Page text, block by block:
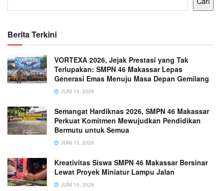
Berita Terkini
VORTEXA 2026, Jejak Prestasi yang Tak
Terlupakan: SMPN 46 Makassar Lepas
Generasi Emas Menuju Masa Depan Gemilang
JUNI 15, 2026
Semangat Hardiknas 2026, SMPN 46 Makassar
Perkuat Komitmen Mewujudkan Pendidikan
Bermutu untuk Semua
JUNI 15, 2026
Kreativitas Siswa SMPN 46 Makassar Bersinar
Lewat Proyek Miniatur Lampu Jalan
JUNI 15, 2026